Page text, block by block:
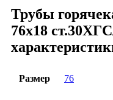
Трубы
76x18
Размер 76